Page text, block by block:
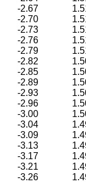
-2.67
-2.70
-2.73
-2.76
-2.79
-2.82
-2.85
-2.89
-2.93
-2.96
-3.00
-3.04
-3.09
-3.13
-3.17
-3.21
-3.26